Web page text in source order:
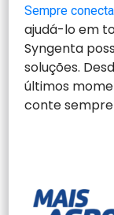
Sempre
ajudá-lo em
Syngenta
soluções.
últimos
conte